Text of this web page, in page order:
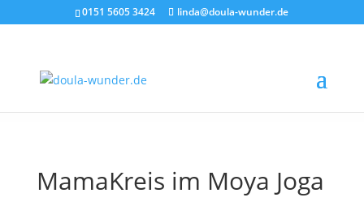
0151 5605 3424 linda@doula-wunder.de
MamaKreis im Moya Joga